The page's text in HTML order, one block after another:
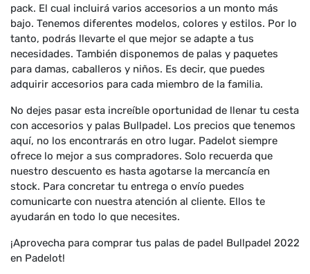
pack. El cual incluirá varios accesorios a un monto más
bajo. Tenemos diferentes modelos, colores y estilos. Por lo
tanto, podrás llevarte el que mejor se adapte a tus
necesidades. También disponemos de palas y paquetes
para damas, caballeros y niños. Es decir, que puedes
adquirir accesorios para cada miembro de la familia.
No dejes pasar esta increíble oportunidad de llenar tu cesta
con accesorios y palas Bullpadel. Los precios que tenemos
aquí, no los encontrarás en otro lugar. Padelot siempre
ofrece lo mejor a sus compradores. Solo recuerda que
nuestro descuento es hasta agotarse la mercancía en
stock. Para concretar tu entrega o envío puedes
comunicarte con nuestra atención al cliente. Ellos te
ayudarán en todo lo que necesites.
¡Aprovecha para comprar tus palas de padel Bullpadel 2022
en Padelot!